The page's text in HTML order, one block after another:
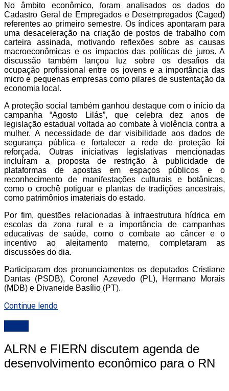
No âmbito econômico, foram analisados os dados do
Cadastro Geral de Empregados e Desempregados (Caged)
referentes ao primeiro semestre. Os índices apontaram para
uma desaceleração na criação de postos de trabalho com
carteira assinada, motivando reflexões sobre as causas
macroeconômicas e os impactos das políticas de juros. A
discussão também lançou luz sobre os desafios da
ocupação profissional entre os jovens e a importância das
micro e pequenas empresas como pilares de sustentação da
economia local.
A proteção social também ganhou destaque com o início da
campanha “Agosto Lilás”, que celebra dez anos de
legislação estadual voltada ao combate à violência contra a
mulher. A necessidade de dar visibilidade aos dados de
segurança pública e fortalecer a rede de proteção foi
reforçada. Outras iniciativas legislativas mencionadas
incluíram a proposta de restrição à publicidade de
plataformas de apostas em espaços públicos e o
reconhecimento de manifestações culturais e botânicas,
como o crochê potiguar e plantas de tradições ancestrais,
como patrimônios imateriais do estado.
Por fim, questões relacionadas à infraestrutura hídrica em
escolas da zona rural e a importância de campanhas
educativas de saúde, como o combate ao câncer e o
incentivo ao aleitamento materno, completaram as
discussões do dia.
Participaram dos pronunciamentos os deputados Cristiane
Dantas (PSDB), Coronel Azevedo (PL), Hermano Morais
(MDB) e Divaneide Basílio (PT).
Continue lendo
ALRN e FIERN discutem agenda de
desenvolvimento econômico para o RN